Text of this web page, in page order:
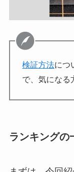
検証方法につ
で、気になる
ランキングの